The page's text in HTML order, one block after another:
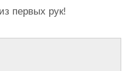
первых рук!